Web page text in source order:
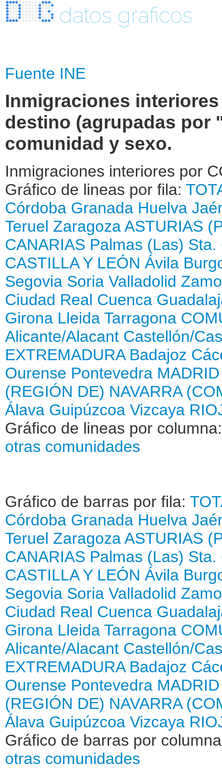
datos graficos
Fuente INE
Inmigraciones
destino (agrupadas por
comunidad y sexo.
Inmigraciones interiores por
Gráfico de lineas por fila:
Córdoba Granada Huelva
Teruel ZaragozaASTURIAS
CANARIAS Palmas (Las) Sta.
CASTILLA Y LEÓN Ávila
Segovia Soria Valladolid
Ciudad Real Cuenca
Girona Lleida Tarragona
Alicante/Alacant Castellón/
EXTREMADURA Badajoz
Ourense Pontevedra
(REGIÓN DE) NAVARRA
Álava Guipúzcoa Vizcaya
Gráfico de lineas por
otras comunidades
Gráfico de barras por fila:
Córdoba Granada Huelva
Teruel ZaragozaASTURIAS
CANARIAS Palmas (Las) Sta.
CASTILLA Y LEÓN Ávila
Segovia Soria Valladolid
Ciudad Real Cuenca
Girona Lleida Tarragona
Alicante/Alacant Castellón/
EXTREMADURA Badajoz
Ourense Pontevedra
(REGIÓN DE) NAVARRA
Álava Guipúzcoa Vizcaya
Gráfico de barras por
otras comunidades